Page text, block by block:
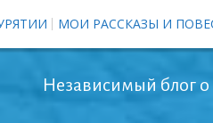
МОИ РАССКАЗЫ И
Независимый блог о